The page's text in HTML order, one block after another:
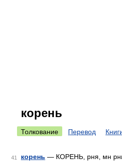
корень
Толкование Перевод
41 корень — КОРЕНЬ, рня, мн